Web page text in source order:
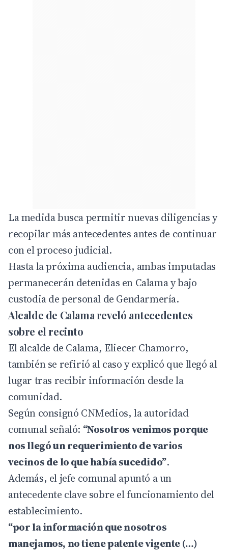
La medida busca permitir nuevas diligencias y
recopilar más antecedentes antes de continuar
con el proceso judicial.
Hasta la próxima audiencia, ambas imputadas
permanecerán detenidas en Calama y bajo
custodia de personal de Gendarmería.
Alcalde de Calama reveló antecedentes
sobre el recinto
El alcalde de Calama, Eliecer Chamorro,
también se refirió al caso y explicó que llegó al
lugar tras recibir información desde la
comunidad.
Según consignó CNMedios, la autoridad
comunal señaló: “Nosotros venimos porque
nos llegó un requerimiento de varios
vecinos de lo que había sucedido”.
Además, el jefe comunal apuntó a un
antecedente clave sobre el funcionamiento del
establecimiento.
“por la información que nosotros
manejamos, no tiene patente vigente (…)